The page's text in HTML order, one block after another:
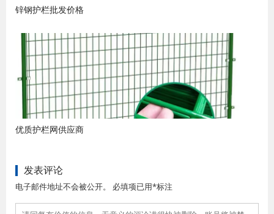
锌钢护栏批发价格
优质护栏网供应商
发表评论
电子邮件地址不会被公开。 必填项已用*标注